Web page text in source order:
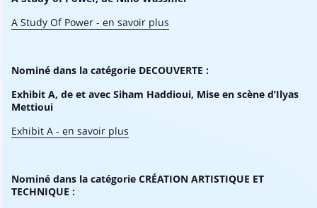
A Study Of Power - en savoir plus
Nominé dans la catégorie DECOUVERTE :
Exhibit A, de et avec Siham Haddioui, Mise en scène d’Ilyas
Mettioui
Exhibit A - en savoir plus
Nominé dans la catégorie CRÉATION ARTISTIQUE ET
TECHNIQUE :